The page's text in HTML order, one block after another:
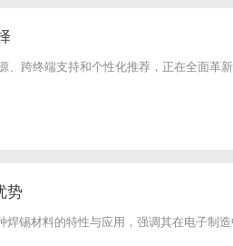
、跨终端支持和个性化推荐，正在全面革新
势
锡材料的特性与应用，强调其在电子制造